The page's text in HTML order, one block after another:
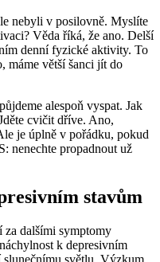
nebyli v posilovně. Myslíte
? Věda říká, že ano. Delší
denní fyzické aktivity. To
máme větší šanci jít do
alespoň vyspat. Jak
cvičit dříve. Ano,
je úplně v pořádku, pokud
nenechte propadnout už
stavům
za dalšími symptomy
k depresivním
světlu. Výzkum